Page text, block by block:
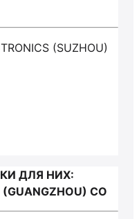
(SUZHOU)
ДЛЯ НИХ:
CO